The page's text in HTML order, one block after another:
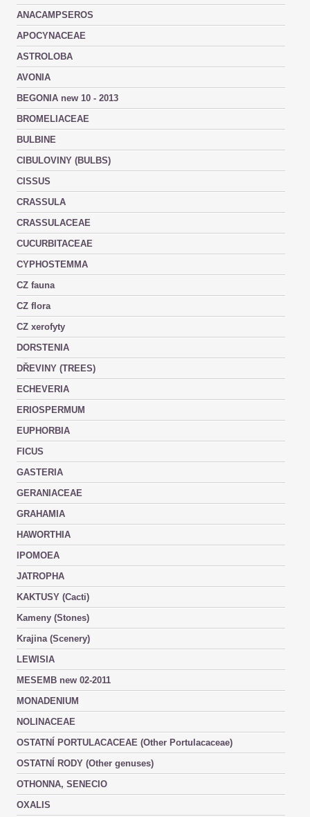
ANACAMPSEROS
APOCYNACEAE
ASTROLOBA
AVONIA
BEGONIA new 10 - 2013
BROMELIACEAE
BULBINE
CIBULOVINY (BULBS)
CISSUS
CRASSULA
CRASSULACEAE
CUCURBITACEAE
CYPHOSTEMMA
CZ fauna
CZ flora
CZ xerofyty
DORSTENIA
DŘEVINY (TREES)
ECHEVERIA
ERIOSPERMUM
EUPHORBIA
FICUS
GASTERIA
GERANIACEAE
GRAHAMIA
HAWORTHIA
IPOMOEA
JATROPHA
KAKTUSY (Cacti)
Kameny (Stones)
Krajina (Scenery)
LEWISIA
MESEMB new 02-2011
MONADENIUM
NOLINACEAE
OSTATNÍ PORTULACACEAE (Other Portulacaceae)
OSTATNÍ RODY (Other genuses)
OTHONNA, SENECIO
OXALIS